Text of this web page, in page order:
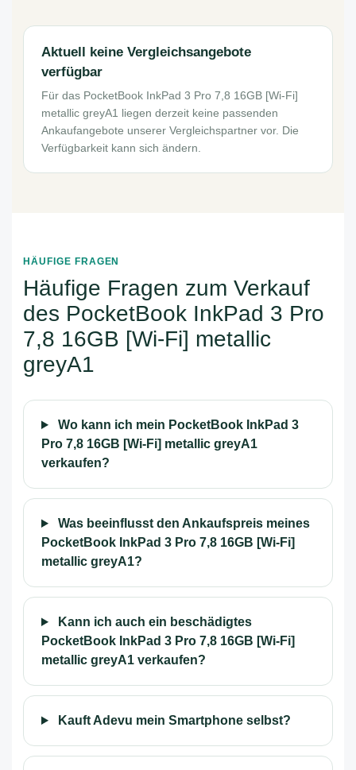
Aktuell keine Vergleichsangebote
verfügbar
Für das PocketBook InkPad 3 Pro 7,8 16GB [Wi-Fi]
metallic greyA1 liegen derzeit keine passenden
Ankaufangebote unserer Vergleichspartner vor. Die
Verfügbarkeit kann sich ändern.
HÄUFIGE FRAGEN
Häufige Fragen zum Verkauf
des PocketBook InkPad 3 Pro
7,8 16GB [Wi-Fi] metallic
greyA1
Wo kann ich mein PocketBook InkPad 3
Pro 7,8 16GB [Wi-Fi] metallic greyA1
verkaufen?
Was beeinflusst den Ankaufspreis meines
PocketBook InkPad 3 Pro 7,8 16GB [Wi-Fi]
metallic greyA1?
Kann ich auch ein beschädigtes
PocketBook InkPad 3 Pro 7,8 16GB [Wi-Fi]
metallic greyA1 verkaufen?
Kauft Adevu mein Smartphone selbst?